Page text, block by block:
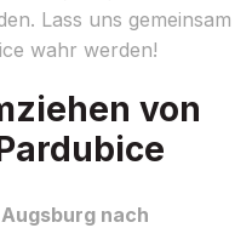
Lass uns gemeinsam
wahr werden!
von
nach